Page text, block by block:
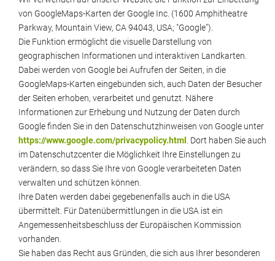
von GoogleMaps-Karten der Google Inc. (1600 Amphitheatre
Parkway, Mountain View, CA 94043, USA; "Google").
Die Funktion ermöglicht die visuelle Darstellung von
geographischen Informationen und interaktiven Landkarten.
Dabei werden von Google bei Aufrufen der Seiten, in die
GoogleMaps-Karten eingebunden sich, auch Daten der Besucher
der Seiten erhoben, verarbeitet und genutzt. Nähere
Informationen zur Erhebung und Nutzung der Daten durch
Google finden Sie in den Datenschutzhinweisen von Google unter
https://www.google.com/privacypolicy.html . Dort haben Sie auch
im Datenschutzcenter die Möglichkeit Ihre Einstellungen zu
verändern, so dass Sie Ihre von Google verarbeiteten Daten
verwalten und schützen können.
Ihre Daten werden dabei gegebenenfalls auch in die USA
übermittelt. Für Datenübermittlungen in die USA ist ein
Angemessenheitsbeschluss der Europäischen Kommission
vorhanden.
Sie haben das Recht aus Gründen, die sich aus Ihrer besonderen